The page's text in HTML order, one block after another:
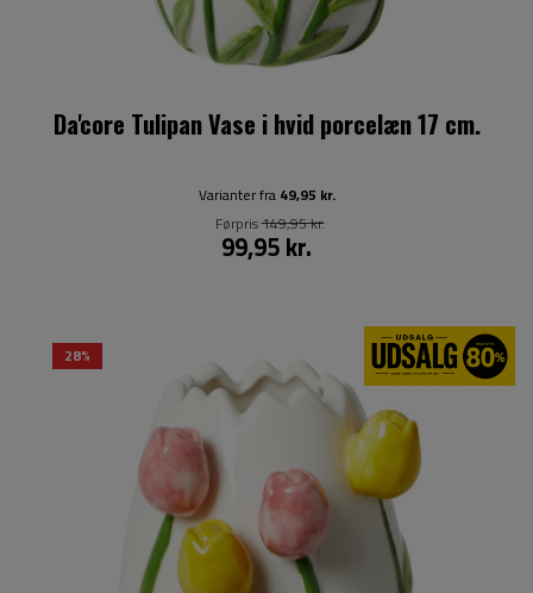
Da'core Tulipan Vase i hvid porcelæn 17 cm.
Varianter fra49,95 kr.
99,95 kr.
Førpris149,95 kr.
28%